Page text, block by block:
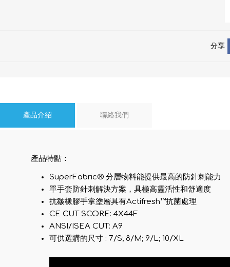
分享
產品介紹 聯絡我們
產品特點：
SuperFabric® 分層物料能提供最高的防針刺能力
單手套防針刺解決方案，具極高靈活性和舒適度
抗皺橡膠手掌塗層具有Actifresh™抗菌處理
CE CUT SCORE: 4X44F
ANSI/ISEA CUT: A9
可供選購的尺寸 : 7/S; 8/M; 9/L; 10/XL